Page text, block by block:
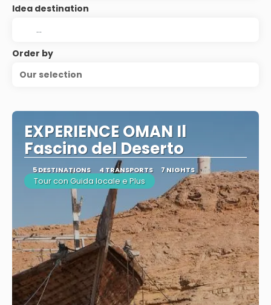
Idea destination
Order by
Our selection
EXPERIENCE OMAN Il
Fascino del Deserto
5 DESTINATIONS 4 TRANSPORTS 7 NIGHTS
Tour con Guida locale e Plus